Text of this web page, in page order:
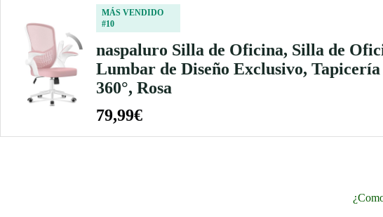
MÁS VENDIDO
#10
naspaluro Silla de Oficina, Silla de
Lumbar de Diseño Exclusivo,
360°, Rosa
79,99€